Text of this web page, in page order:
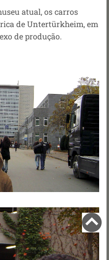
atual, os carros
de Untertürkheim,em
de produção.